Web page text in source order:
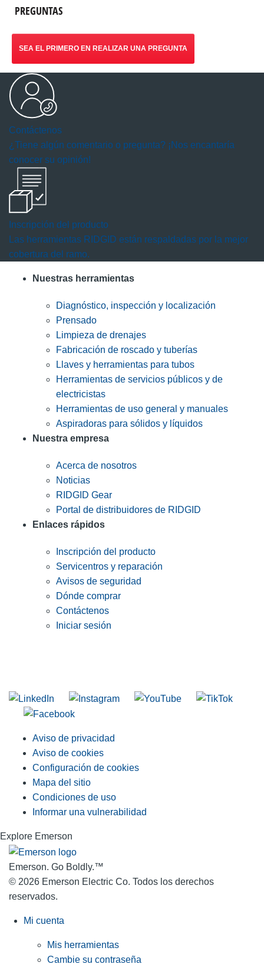
PREGUNTAS
SEA EL PRIMERO EN REALIZAR UNA PREGUNTA
Contáctenos
¿Tiene algún comentario o pregunta? ¡Nos encantaría
conocer su opinión!
Inscripción del producto
Las herramientas RIDGID están respaldadas por la mejor
cobertura del ramo.
Nuestras herramientas
Diagnóstico, inspección y localización
Prensado
Limpieza de drenajes
Fabricación de roscado y tuberías
Llaves y herramientas para tubos
Herramientas de servicios públicos y de
electricistas
Herramientas de uso general y manuales
Aspiradoras para sólidos y líquidos
Nuestra empresa
Acerca de nosotros
Noticias
RIDGID Gear
Portal de distribuidores de RIDGID
Enlaces rápidos
Inscripción del producto
Servicentros y reparación
Avisos de seguridad
Dónde comprar
Contáctenos
Iniciar sesión
Aviso de privacidad
Aviso de cookies
Configuración de cookies
Mapa del sitio
Condiciones de uso
Informar una vulnerabilidad
Explore Emerson
Emerson. Go Boldly.™
© 2026 Emerson Electric Co. Todos los derechos
reservados.
Mi cuenta
Mis herramientas
Cambie su contraseña